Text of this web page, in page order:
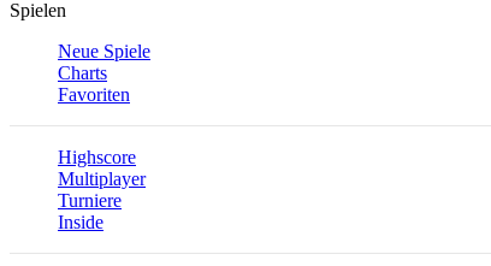
Spielen
Neue Spiele
Charts
Favoriten
Highscore
Multiplayer
Turniere
Inside